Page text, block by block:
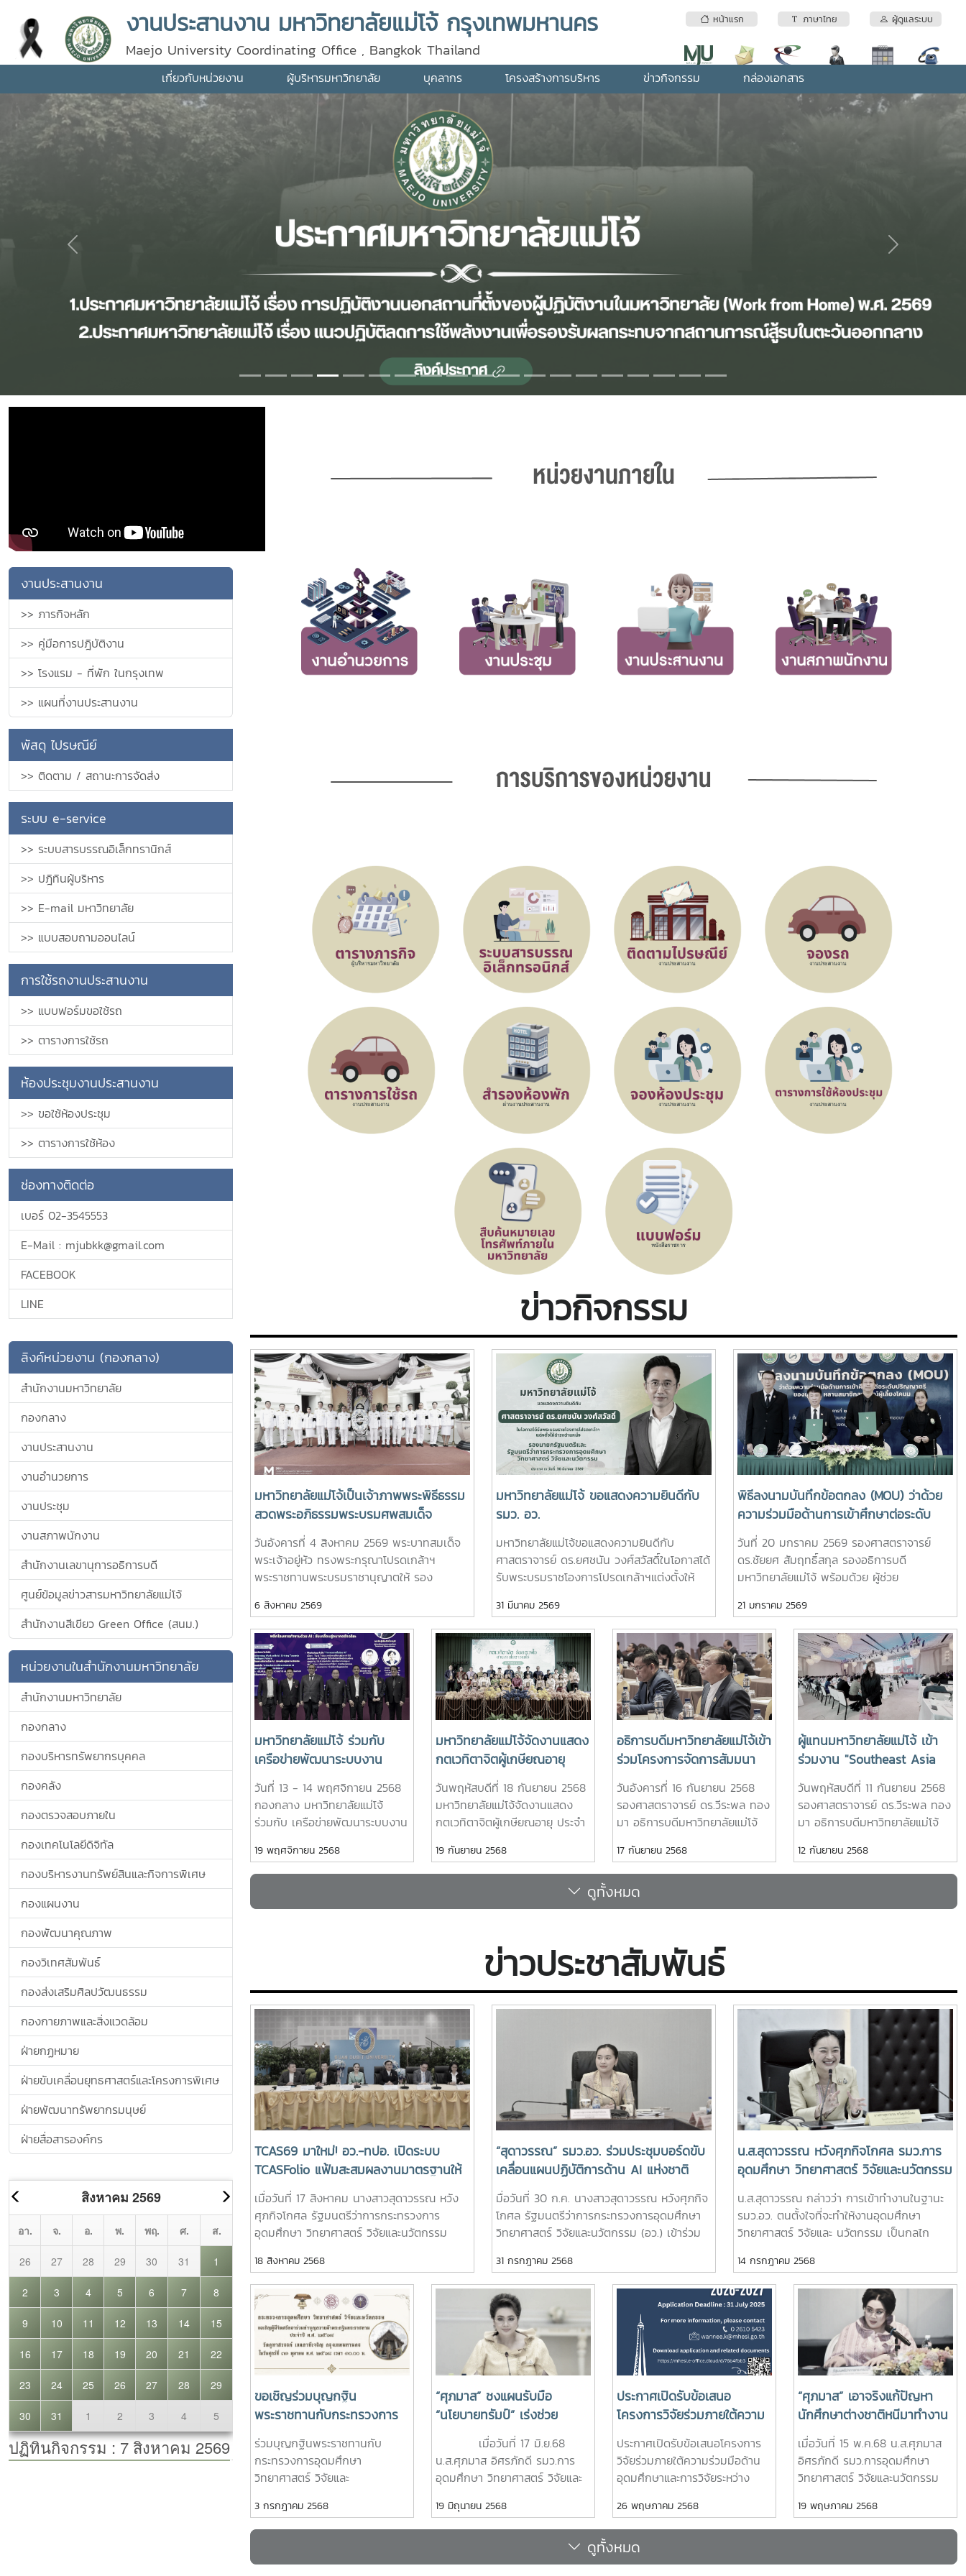
หน้าแรก ภาษาไทย ผู้ดูแลระบบ
งานประสานงาน มหาวิทยาลัยแม่โจ้ กรุงเทพมหานคร
Maejo University Coordinating Office , Bangkok Thailand
เกี่ยวกับหน่วยงาน ผู้บริหารมหาวิทยาลัย บุคลากร โครงสร้างการบริหาร ข่าวกิจกรรม กล่องเอกสาร
Previous Next
งานประสานงาน
>> ภารกิจหลัก
>> คู่มือการปฎิบัติงาน
>> โรงแรม - ที่พัก ในกรุงเทพ
>> แผนที่งานประสานงาน
พัสดุ ไปรษณีย์
>> ติดตาม / สถานะการจัดส่ง
ระบบ e-service
>> ระบบสารบรรณอิเล็กทรานิกส์
>> ปฎิทินผู้บริหาร
>> E-mail มหาวิทยาลัย
>> แบบสอบถามออนไลน์
การใช้รถงานประสานงาน
>> แบบฟอร์มขอใช้รถ
>> ตารางการใช้รถ
ห้องประชุมงานประสานงาน
>> ขอใช้ห้องประชุม
>> ตารางการใช้ห้อง
ช่องทางติดต่อ
เบอร์ 02-3545553
E-Mail : mjubkk@gmail.com
FACEBOOK
LINE
ลิงค์หน่วยงาน (กองกลาง)
สำนักงานมหาวิทยาลัย
กองกลาง
งานประสานงาน
งานอำนวยการ
งานประชุม
งานสภาพนักงาน
สำนักงานเลขานุการอธิการบดี
ศูนย์ข้อมูลข่าวสารมหาวิทยาลัยแม่โจ้
สำนักงานสีเขียว Green Office (สนม.)
หน่วยงานในสำนักงานมหาวิทยาลัย
สำนักงานมหาวิทยาลัย
กองกลาง
กองบริหารทรัพยากรบุคคล
กองคลัง
กองตรวจสอบภายใน
กองเทคโนโลยีดิจิทัล
กองบริหารงานทรัพย์สินและกิจการพิเศษ
กองแผนงาน
กองพัฒนาคุณภาพ
กองวิเทศสัมพันธ์
กองส่งเสริมศิลปวัฒนธรรม
กองกายภาพและสิ่งแวดล้อม
ฝ่ายกฏหมาย
ฝ่ายขับเคลื่อนยุทธศาสตร์และโครงการพิเศษ
ฝ่ายพัฒนาทรัพยากรมนุษย์
ฝ่ายสื่อสารองค์กร
ข่าวกิจกรรม
มหาวิทยาลัยแม่โจ้เป็นเจ้าภาพพระพิธีธรรม
สวดพระอภิธรรมพระบรมศพสมเด็จ
พระนางเจ้าสิริกิติ์ พระบรมราชินีนาถ
พระบรมราชชนนีพันปีหลวง พร้อมเข้า
กราบถวายบังคมพระศพ สมเด็จพระเจ้า
ลูกเธอ เจ้าฟ้าพัชรกิติยาภา นเรนทิราเทพย
วดี กรมหลวงราชสาริณีสิริพัชร มหาวัชร
ราชธิดา
วันอังคารที่ 4 สิงหาคม 2569 พระบาทสมเด็จ
พระเจ้าอยู่หัว ทรงพระกรุณาโปรดเกล้าฯ
พระราชทานพระบรมราชานุญาตให้ รอง
มหาวิทยาลัยแม่โจ้ พร้อมด้วย คณะผู้บริหาร
มหาวิทยาลัย สมาคมศิษย์เก่า และบุคลากร รวม
จำนวน 25 คน เป็นเจ้าภาพพระพิธีธรรมสวด
พระอภิธรรมพระบรมศพสมเด็จพระนางเจ้าสิริกิ
ติ์ พระบรมราชินีนาถ พระบรมราชชนนีพันปี
หลวง ณ พระที่นั่งดุสิตมหาปราสาท พระบรม
มหาราชวัง และเข้ากราบถวายบังคมพระศพ
สมเด็จพระเจ้าลูกเธอ เจ้าฟ้าพัชรกิติยาภา นเร
นทิราเทพยวดี กรมหลวงราชสาริณีสิริพัชร มหา
วัชรราชธิดา ณ พระที่นั่งพิมานรัตยา พระบรม
มหาราชวังการเข้าร่วมพิธีในครั้งนี้ นับเป็นพระ
มหากรุณาธิคุณล้นเกล้าล้นกระหม่อมแก่คณะผู้
บริหารมหาวิทยาลัย สมาคมศิษย์เก่า และ
จงรักภักดี ถวายความอาลัยและน้อมรำลึกในพระ
มหากรุณาธิคุณอย่างหาที่สุดมิได้
6 สิงหาคม 2569
มหาวิทยาลัยแม่โจ้ ขอแสดงความยินดีกับ
รมว. อว.
มหาวิทยาลัยแม่โจ้ขอแสดงความยินดีกับ
ศาสตราจารย์ ดร.ยศชนัน วงศ์สวัสดิ์ในโอกาสได้
รับพระบรมราชโองการโปรดเกล้าฯแต่งตั้งให้
ว่าการกระทรวงการอุดมศึกษา วิทยาศาสตร์
วิจัยและนวัตกรรมประกาศ ณ วันที่ 30 มีนาคม
2569
31 มีนาคม 2569
พิธีลงนามบันทึกข้อตกลง (MOU) ว่าด้วย
ความร่วมมือด้านการเข้าศึกษาต่อระดับ
ปริญญาตรีของบุตร-หลานสมาชิกสหกรณ์
ผู้เลี้ยงโคนม
วันที่ 20 มกราคม 2569 รองศาสตราจารย์
ดร.ชัยยศ สัมฤทธิ์สกุล รองอธิการบดี
มหาวิทยาลัยแม่โจ้ พร้อมด้วย ผู้ช่วย
สัตวศาสตร์และเทคโนโลยี มหาวิทยาลัยแม่โจ้
ร่วมเป็นตัวแทนลงนามและพยาน ในพิธีลงนาม
บันทึกข้อตกลง (MOU) ว่าด้วยความร่วมมือด้าน
การเข้าศึกษาต่อระดับปริญญาตรีของบุตร -
หลานสมาชิกสหกรณ์ผู้เลี้ยงโคนม ระหว่างกรม
ส่งเสริมสหกรณ์ และมหาวิทยาลัยชั้นนำ 6 แห่ง
โดยได้รับเกียรติจาก นายนิรันดร์ มูลธิดา อธิบดี
กรมส่งเสริมสหกรณ์ เป็นประธานในพิธี ในการ
นี้ นายณฤทธิ์ บุญชัย รองอธิบดีกรมส่งเสริม
สหกรณ์ นางสาวปรานอม จันทร์ใหม่ ผู้
เชี่ยวชาญ รักษาการในตำแหน่งผู้ทรงคุณวุฒิ
ด้านการสหกรณ์ นายอนุรัตน์ เลื่อนลอย ผู้
อำนวยการสำนักพัฒนาและถ่ายทอดเทคโนโลยี
คณะผู้บริหารมหาวิทยาลัยทั้ง 6 แห่ง และผู้มี
เกียรติเข้าร่วมในพิธี ณ ห้องประชุม ฝ. 301 ชั้น
21 มกราคม 2569
มหาวิทยาลัยแม่โจ้ ร่วมกับ
เครือข่ายพัฒนาระบบงาน
บริหารและธุรการ ที่ประชุมสภา
ข้าราชการ พนักงาน และ
ลูกจ้าง มหาวิทยาลัยแห่ง
วิชาการเครือข่ายพัฒนาระบบ
งานบริหารและธุรการ ครั้งที่ 13
with AI: Driving Towards
วันที่ 13 - 14 พฤศจิกายน 2568
กองกลาง มหาวิทยาลัยแม่โจ้
ร่วมกับ เครือข่ายพัฒนาระบบงาน
ข้าราชการ พนักงาน และลูกจ้าง
มหาวิทยาลัยแห่งประเทศไทยเป็น
เครือข่ายพัฒนาระบบงานบริหาร
การทำงานด้วย AI: ขับเคลื่อนสู่
อนาคตอัจฉริยะ” โดยได้รับเกียรติ
จาก ดร.พันธุ์เพิ่มศักดิ์ อารุณี ผู้
ช่วยปลัดกระทรวง กระทรวงการ
อุดมศึกษา วิจัยและนวัตกรรม
เป็นประธานกล่าวเปิดและปาฐกถา
พิเศษ หัวข้อ "Transforming
Work with AI: Driving
Towards an Intelligent
Future" หรือ “พลิกโฉมการ
ทำงานด้วย AI: ขับเคลื่อนสู่
ศาสตราจารย์ ดร.วีระพล ทองมา
อธิการบดีมหาวิทยาลัยแม่โจ้ กล่าว
ต้อนรับ และ นายเรวัต รัตนกาญ
จน์ ประธานที่ประชุมสภา
ข้าราชการ พนักงานและลูกจ้าง
มหาวิทยาลัยแห่งประเทศไทย
(ปขมท.) กล่าวรายงาน ณ
สำนักบริการวิชาการ มหาวิทยาลัย
เชียงใหม่ จังหวัดเชียงใหม่ใน
โอกาสนี้ ก่อนเริ่มกิจกรรม ผู้เข้า
ร่วมประชุมได้ร่วมยืนสงบนิ่ง เพื่อ
ถวายความอาลัยแด่ สมเด็จ
พระนางเจ้าสิริกิติ์ พระบรม
หลวง พร้อมน้อมรำลึกในพระ
มหากรุณาธิคุณอันหาที่สุดมิได้
หลังจากนั้นได้ดำเนินกิจกรรมเปิด
ในปีนี้มีผู้เข้าร่วมอบรมประกอบ
ด้วย บุคลากรสายสนับสนุนจาก
และเครือข่ายองค์กรปกครองส่วน
19 พฤศจิกายน 2568
มหาวิทยาลัยแม่โจ้จัดงานแสดง
กตเวทิตาจิตผู้เกษียณอายุ
ประจำปี 2568 “กตเวทิตาจิต
ร้อยดวงใจสานสายใยชาวแม่โจ้”
วันพฤหัสบดีที่ 18 กันยายน 2568
มหาวิทยาลัยแม่โจ้จัดงานแสดง
กตเวทิตาจิตผู้เกษียณอายุ ประจำ
สานสายใยชาวแม่โจ้” เพื่อเป็นการ
แสดงความขอบคุณ ตระหนักถึง
ความสำคัญและความเสียสละของ
บุคลากรทุกท่าน และร่วมน้อม
เกษียณอายุ ผู้สร้างคุณูปการต่อ
องค์กรและต่อสังคม โดยได้รับ
เกียรติจาก รองศาสตราจารย์
ดร.วีระพล ทองมา อธิการบดี
มหาวิทยาลัยแม่โจ้ เป็นประธานใน
เกษียณอายุ พร้อมมอบโล่ประกาศ
เกียรติคุณ โดยมีรอง
ศาสตราจารย์ ดร. เกรียงศักดิ์ ศรี
เงินยวง รองอธิการบดี กล่าว
รายงาน ซึ่งในปีนี้ มีจำนวน 34
ท่าน แบ่งเป็น ข้าราชการ จำนวน
3 ราย 1.รองศาสตราจารย์ ดร.ธวัล
รัตน์ รัตนเดชานาคินทร์ ตำแหน่ง
วิทยาศาสตร์ 2.ผู้ช่วยศาสตราจารย์
ทุเรียน ทาเจริญ ตำแหน่ง ผู้ช่วย
ศาสตราจารย์ สังกัดคณะ
วิทยาศาสตร์ 3.นางพิทยา สุนทรา
วงศ์ ตำแหน่ง บรรณารักษ์ชำนาญ
การพิเศษ สังกัดฝ่ายพัฒนา
ทรัพยากรสารสนเทศ สำนักหอ
สมุด ลูกจ้างประจำ จำนวน 1 ราย
1.นายสวาท ใจสักเสริญ ตำแหน่ง
พนักงานขับรถยนต์ ระดับ ส 2
สังกัดงานบริหารและธุรการ สำนัก
วิจัยและส่งเสริมวิชาการการเกษตร
พนักงานมหาวิทยาลัย จำนวน 24
พิมพ์พิมล ตำแหน่ง รอง
ศาสตราจารย์ สังกัดคณะ
วิศวกรรมและอุตสาหกรรมเกษตร
เจริญกิจ ตำแหน่ง รอง
ศาสตราจารย์ สังกัดคณะ
ผลิตกรรมการเกษตร 3.ผู้ช่วย
ศาสตราจารย์ ดร.พิภัทร เจียม
19 กันยายน 2568
อธิการบดีมหาวิทยาลัยแม่โจ้เข้า
ร่วมโครงการจัดการสัมมนา
เรื่อง “สร้างโอกาสการเคลื่อน
ย้ายในโลกไร้พรมแดน: การเตรี
ยมประเทศไทยสู่การรับรอง
และระดับโลกของยูเนสโก”
“Opening Doors for Global
Mobility: Preparing
Thailand for the Asia-
Conventions on
Qualifications Recognition”
วันอังคารที่ 16 กันยายน 2568
รองศาสตราจารย์ ดร.วีระพล ทอง
มา อธิการบดีมหาวิทยาลัยแม่โจ้
เรื่อง “สร้างโอกาสการเคลื่อนย้าย
ในโลกไร้พรมแดน: การเตรียม
ประเทศไทยสู่การรับรองคุณวุฒิ
การศึกษาระดับภูมิภาคและระดับ
Doors for Global Mobility:
Preparing Thailand for the
Asia-Pacific and Global
Conventions on Qualifications
Recognition” ซึ่งจัดขึ้นโดย กอง
อุดมศึกษา วิทยาศาสตร์ วิจัยและ
นวัตกรรม (สป.อว.) ณ ห้อง
ประชุมแมนดาริน โรงแรมแมนดา
ริน กรุงเทพมหานคร ในโอกาสนี้
ศาสตราจารย์ ดร.ศุภชัย ปทุมนา
กุล ปลัดกระทรวงการอุดมศึกษา
วิทยาศาสตร์ วิจัยและนวัตกรรม
(อว.) เป็นประธานเปิดการสัมมนา
ไร้พรมแดน: การเตรียม
ประเทศไทยสู่การรับรองคุณวุฒิ
การศึกษาระดับภูมิภาคและระดับ
โลกของยูเนสโก (Opening
Doors for Global Mobility:
Preparing Thailand for the
Asia-Pacific and Global
Conventions on Qualifications
Recognition)” มุ่งสร้างความรู้
ความเข้าใจในหลักการสำคัญและ
ประโยชน์ของ อนุสัญญาว่าด้วย
การรับรองคุณวุฒิระดับ
อุดมศึกษาของภูมิภาคเอเชีย
และ อนุสัญญาโลกว่าด้วยการ
รับรองคุณวุฒิระดับอุดมศึกษา
(Global Convention) โดยมี Ms.
UNESCO Regional Office in
Bangkok and Office for UN
Coordination for Asia and
the Pacific พร้อมด้วยผู้บริหาร
17 กันยายน 2568
ผู้แทนมหาวิทยาลัยแม่โจ้ เข้า
ร่วมงาน "Southeast Asia
Trade and Development
Forum 2025" ชี้ทิศทางการค้า
โลกที่ไทยต้องรู้ ณ โรงแรม
วันพฤหัสบดีที่ 11 กันยายน 2568
รองศาสตราจารย์ ดร.วีระพล ทอง
มา อธิการบดีมหาวิทยาลัยแม่โจ้
ว๊าร์คเสน หัวหน้างานประสานงาน
(กรุงเทพฯ) กองกลาง เป็นผู้แทน
"Southeast Asia Trade and
(องค์การมหาชน) ณ โรงแรมดุสิต
ธานี กรุงเทพฯโดยสถาบันระหว่าง
ประเทศเพื่อการค้าและการพัฒนา
(องค์การมหาชน) หรือ ITD เปิด
เวทีสัมมนาระดับภูมิภาค
“Southeast Asia Trade and
Development Forum 2025”
ภายใต้หัวข้อ “The Changing
Realities of International
Trade” ระดมสมองจากผู้
เชี่ยวชาญระดับโลก นัก
และภาคธุรกิจไทย-อาเซียน เพื่อชี้
ทิศทางการค้าโลกและ วางกลยุทธ์
รับมือความผันผวนทางเศรษฐกิจ
ที่ทวีความซับซ้อน ภายในงานผู้
ร่วมเสวนาเน้นย้ำถึงบทบาทสำคัญ
ของอาเซียนในการเป็นกลไกกลาง
ท่ามกลางความเสี่ยงด้าน
ภูมิรัฐศาสตร์ เศรษฐกิจดิจิทัล
การกีดกันทางการค้า และ
มาตรการด้านสิ่งแวดล้อมที่เข้มข้น
ขึ้น พร้อมเสนอแนวทางเชิง
นโยบายเพื่อเสริมภูมิคุ้มกันทาง
เศรษฐกิจ – เชื่อมผู้ประกอบการ
รับเกียรติจาก ศ.ดร.สมคิด เลิศ
ไพฑูรย์ ประธานกรรมการ สถาบัน
ระหว่างประเทศเพื่อการค้าและการ
12 กันยายน 2568
ดูทั้งหมด
ข่าวประชาสัมพันธ์
TCAS69 มาใหม่! อว.-ทปอ. เปิดระบบ
TCASFolio แฟ้มสะสมผลงานมาตรฐานให้
ใช้ฟรี จัดวันสอบสำรองรับเหตุสุดวิสัย
พร้อมอุดหนุนค่าสมัครสอบ ลดภาระ
นักเรียน-ผู้ปกครอง
เมื่อวันที่ 17 สิงหาคม นางสาวสุดาวรรณ หวัง
ศุภกิจโกศล รัฐมนตรีว่าการกระทรวงการ
อุดมศึกษา วิทยาศาสตร์ วิจัยและนวัตกรรม
กระทรวง อว. และ ศ.ดร.วิเลิศ ภูริวัชร
อธิการบดีจุฬาลงกรณ์มหาวิทยาลัย ในฐานะ
ประธานที่ประชุมอธิการบดีแห่งประเทศไทย
(ทปอ.) ผศ.ดร.ปมทอง มาลากุล ณ อยุธยา
เลขาธิการ ทปอ. รศ.ดร.ชาลี เจริญลาภนพรัตน์
ผู้จัดการระบบ TCAS69 และ ผช.ดร.ปาริยา ณ
นคร ผู้จัดการระบบจัดสอบ TCAS69 แถลงข่าว
ระบบคัดเลือกกลางบุคคลเข้าศึกษาในสถาบัน
อุดมศึกษา ปีการศึกษา 2569 TCAS69:
Opportunities for All สร้างโอกาสที่เท่าเทียม
สำหรับทุกคน ที่ห้องประชุมรักตะกนิษฐ
มหาวิทยาลัยสวนดุสิตนางสาวสุดาวรรณ กล่าว
ว่า ทปอ. ทำหน้าที่เป็นหน่วยงานหลักในการ
พัฒนาระบบ TCAS: Opportunities for All
หรือการสร้างโอกาสที่เท่าเทียมสำหรับทุกคน ซึ่ง
คนเข้าถึงการศึกษาได้อย่างเสมอภาคและเท่า
18 สิงหาคม 2568
“สุดาวรรณ” รมว.อว. ร่วมประชุมบอร์ดขับ
เคลื่อนแผนปฏิบัติการด้าน AI แห่งชาติ
เพื่อการพัฒนาประเทศไทย ครั้งที่ 2/2568
ดันไทยสู่ยุคปัญญาประดิษฐ์ ยกระดับ
ศักยภาพให้ตอบโจทย์ภาคเศรษฐกิจ-
มื่อวันที่ 30 ก.ค. นางสาวสุดาวรรณ หวังศุภกิจ
โกศล รัฐมนตรีว่าการกระทรวงการอุดมศึกษา
วิทยาศาสตร์ วิจัยและนวัตกรรม (อว.) เข้าร่วม
การด้านปัญญาประดิษฐ์แห่งชาติ เพื่อการ
พัฒนาประเทศไทย (National AI
Committee) ครั้งที่ 2/2568 เพื่อพิจารณา
ทิศทางการขับเคลื่อนการพัฒนาเทคโนโลยี
ปัญญาประดิษฐ์ (AI) ให้เป็นกลไกสำคัญในการ
ยกระดับศักยภาพของประเทศทั้งในด้าน
เศรษฐกิจ สังคม และคุณภาพชีวิตของประชาชน
อย่างยั่งยืน โดยมี นายประเสริฐ จันทรรวงทอง
รองนายกรัฐมนตรีและรัฐมนตรีว่าการกระทรวง
ดิจิทัลเพื่อเศรษฐกิจและสังคม เป็นประธาน และ
มี ศ.ดร.ชูกิจ ลิมปิจำนงค์ ผู้อำนวยการ
สำนักงานพัฒนาวิทยาศาสตร์และเทคโนโลยีแห่ง
ชาติ (สวทช.) ศ.ดร.สมปอง คล้ายหนองสรวง ผู้
วิทยาศาสตร์ วิจัยและนวัตกรรม (สกสว.) นาย
ปริวรรต วงษ์สำราญ รองผู้อำนวยการด้าน
ระบบนวัตกรรม สำนักงานนวัตกรรมแห่งชาติ
(องค์การมหาชน) ตลอดจนคณะกรรมการจาก
31 กรกฎาคม 2568
น.ส.สุดาวรรณ หวังศุภกิจโกศล รมว.การ
อุดมศึกษา วิทยาศาสตร์ วิจัยและนวัตกรรม
(อว.) ได้แถลงนโยบายการขับเคลื่อน
กระทรวง อว. โดยมี ศ.ดร.ศุภชัย ปทุมนา
กุล ปลัดกระทรวง อว. และผู้บริหาร
อาคารพระจอมเกล้า สำนักงานปลัด
กระทรวง อว.(โยธี)
น.ส.สุดาวรรณ กล่าวว่า การเข้าทำงานในฐานะ
รมว.อว. ตนตั้งใจที่จะทำให้งานอุดมศึกษา
วิทยาศาสตร์ วิจัยและ นวัตกรรม เป็นกลไก
ของประเทศ ผ่านการใช้องค์ความรู้ เทคโนโลยี
และนวัตกรรม เพื่อทำให้ประเทศไทยออกจากกับ
ดักรายได้ปานกลางและเปลี่ยนโครงสร้าง
อุตสาหกรรมของประเทศไปสู่อุตสาหกรรมสมัย
ใหม่และมีมูลค่าสูง ซึ่งต้องอาศัยกำลังคนทักษะ
สูง การวิจัย การพัฒนาเทคโนโลยีและนวัตกรรม
ใหม่ๆ การสร้างผู้ประกอบการหรือ Tech Start-
up ให้กับประเทศ ซึ่งแน่นอน กระทรวง อว. มี
บทบาทสำคัญมากในเรื่องนี้ อีกทั้งตนเคยดำรง
ตำแหน่ง รมว.กระทรวงการท่องเที่ยวและกีฬา
และกระทรวงวัฒนธรรม ดูแลงานท่องเที่ยวและ
โครงการ Soft Power ที่เป็นนโยบายหลักของ
รัฐบาลมาก่อน จึงทราบดีว่าการที่จะขับเคลื่อน
งานวิจัยต่างๆ เข้ามาช่วยสนับสนุนทั้งด้าน
การเตรียมคน การพัฒนาทักษะกำลังคน และ
14 กรกฎาคม 2568
ขอเชิญร่วมบุญกฐิน
พระราชทานกับกระทรวงการ
อุดมศึกษา วิทยาศาสตร์ วิจัย
และนวัตกรรม ทอดถวาย ณ
วัดคูหาสวรรค์
ร่วมบุญกฐินพระราชทานกับ
กระทรวงการอุดมศึกษา
วิทยาศาสตร์ วิจัยและ
คูหาสวรรค์ กรุงเทพมหานคร ใน
วันศุกร์ที่ 31 ตุลาคม 2568 เวลา
ได้ที่ธนาคารกรุงไทยเลขที่ >>
3 กรกฎาคม 2568
“ศุภมาส” ชงแผนรับมือ
“นโยบายทรัมป์” เร่งช่วย
นักเรียนทุนทั้ง FAFSA หรือ
Fulbright และทุนอื่นๆ จัดหา
ทุนสำรอง ดูแลเรื่องวีซ่า
โอกาสการทำงานในไทยหรือ
ประเทศทางเลือก คลอด 3
มาตรการพลิกวิกฤตสู่โอกาส
หาพันธมิตรประเทศทางเลือกที่
มีนโยบายเปิดกว้าง เช่น สห
เมื่อวันที่ 17 มิ.ย.68
น.ส.ศุภมาส อิศรภักดี รมว.การ
อุดมศึกษา วิทยาศาสตร์ วิจัยและ
ประชุมสภานโยบายการอุดมศึกษา
วิทยาศาสตร์ วิจัยและนวัตกรรม
แห่งชาติ ครั้งที่ 1/2568 มีมติรับ
ทราบมาตรการรับมือผลกระทบ
19 มิถุนายน 2568
ประกาศเปิดรับข้อเสนอ
โครงการวิจัยร่วมภายใต้ความ
ร่วมมือด้านอุดมศึกษาและการ
วิจัยระหว่างไทย - ฝรั่งเศส
(Franco -Thai Mobility
Programme/ PHC SIAM)
ประจำปี พ.ศ. 2569 - 2570
ประกาศเปิดรับข้อเสนอโครงการ
วิจัยร่วมภายใต้ความร่วมมือด้าน
อุดมศึกษาและการวิจัยระหว่าง
Mobility Programme/ PHC
SIAM) ประจำปี พ.ศ. 2569 -
2570 สำนักงานปลัด
กระทรวงการอุดมศึกษา
26 พฤษภาคม 2568
“ศุภมาส” เอาจริงแก้ปัญหา
นักศึกษาต่างชาติหนีมาทำงาน
ในไทย ออกประกาศคุมเข้ม
“หลักสูตรระยะสั้น (Non-
degree) นักศึกษาต่างชาติ”
หลักสูตร บันทึกการเข้าเรียน
จำนวนนักศึกษามาให้กระทรวง
ไซต์ไม่น้อยกว่า 60% ออนไลน์
เมื่อวันที่ 15 พ.ค.68 น.ส.ศุภมาส
อิศรภักดี รมว.การอุดมศึกษา
วิทยาศาสตร์ วิจัยและนวัตกรรม
ออกประกาศ เรื่อง หลักเกณฑ์และ
แนวทางปฏิบัติการจัดการเรียน
degree) สำหรับนักศึกษาต่างชาติ
19 พฤษภาคม 2568
ดูทั้งหมด